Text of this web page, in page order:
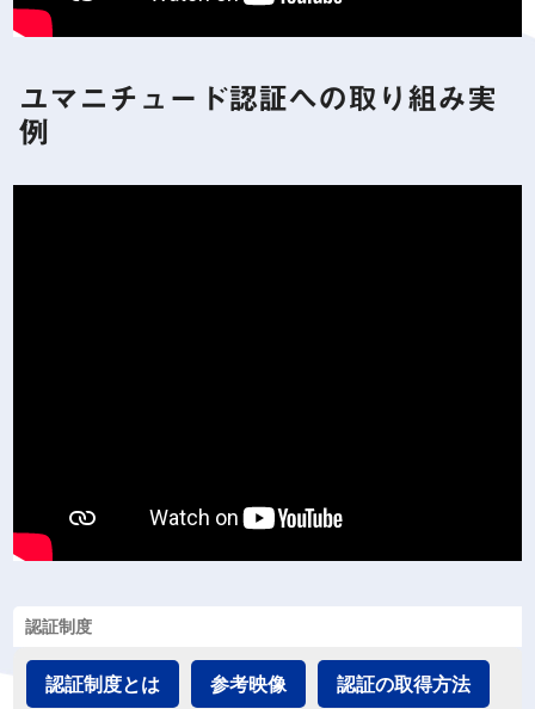
ユマニチュード認証への取り組み実
例
認証制度
認証制度とは 参考映像 認証の取得方法